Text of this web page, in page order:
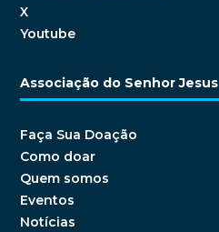
X
Youtube
Associação do Senhor Jesus
Faça Sua Doação
Como doar
Quem somos
Eventos
Notícias